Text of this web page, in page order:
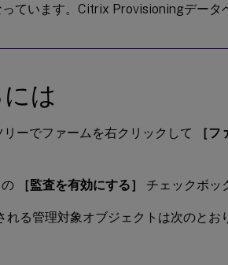
ています。Citrix Provisioningデータ
は
リーでファームを右クリックして
［
の ［監査を有効にする］ チェックボッ
る管理対象オブジェクトは次のとお